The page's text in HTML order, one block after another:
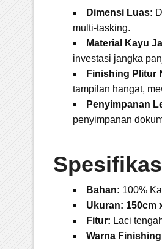
Dimensi Luas:
multi-tasking.
Material Kayu
investasi jangka
Finishing Plitur
tampilan hangat,
Penyimpanan
penyimpanan
Bahan: 100%
Ukuran: 150cm
Fitur: Laci
Warna